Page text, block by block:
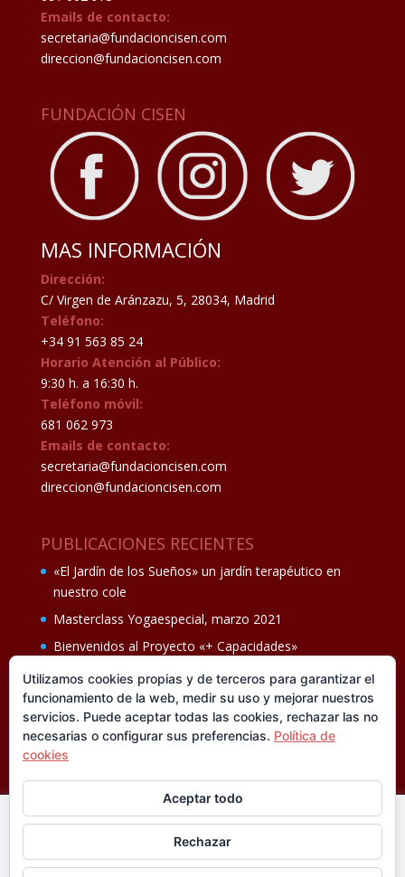
Emails de contacto:
secretaria@fundacioncisen.com
direccion@fundacioncisen.com
FUNDACIÓN CISEN
MAS INFORMACIÓN
Dirección:
C/ Virgen de Aránzazu, 5, 28034, Madrid
Teléfono:
+34 91 563 85 24
Horario Atención al Público:
9:30 h. a 16:30 h.
Teléfono móvil:
681 062 973
Emails de contacto:
secretaria@fundacioncisen.com
direccion@fundacioncisen.com
PUBLICACIONES RECIENTES
«El Jardín de los Sueños» un jardín terapéutico en
nuestro cole
Masterclass Yogaespecial, marzo 2021
Bienvenidos al Proyecto «+ Capacidades»
Fiesta de fin de curso Los oficios 14 de junio
Ganadores del II Programa educativo Cuídate +
®FUNDACIÓN CISEN. ® Todos los derechos
En esta web utilizamos cookies analíticas, propias y de
terceros, que nos informan sobre sus hábitos de navegación
para mejorar la calidad de nuestros servicios y su experiencia
Utilizamos cookies propias y de terceros para garantizar el
funcionamiento de la web, medir su uso y mejorar nuestros
servicios. Puede aceptar todas las cookies, rechazar las no
necesarias o configurar sus preferencias. Política de
cookies
Aceptar todo
Rechazar